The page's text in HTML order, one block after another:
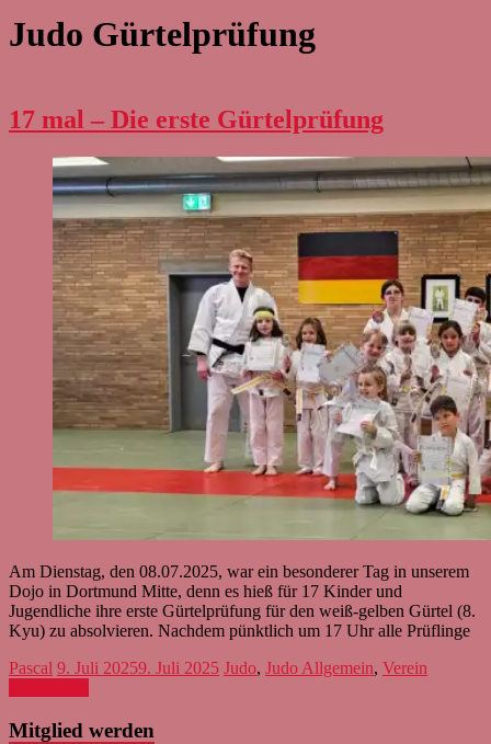
Judo Gürtelprüfung
17 mal – Die erste Gürtelprüfung
Am Dienstag, den 08.07.2025, war ein besonderer Tag in unserem
Dojo in Dortmund Mitte, denn es hieß für 17 Kinder und
Jugendliche ihre erste Gürtelprüfung für den weiß-gelben Gürtel (8.
Kyu) zu absolvieren. Nachdem pünktlich um 17 Uhr alle Prüflinge
Pascal 9. Juli 20259. Juli 2025 Judo, Judo Allgemein, Verein
Mitglied werden